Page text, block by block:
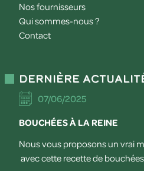
Nos fournisseurs
Qui sommes-nous ?
Contact
Dernière
07/06/2025
BOUCHÉES À LA REINE
Nous vous proposons un vrai
avec cette recette de